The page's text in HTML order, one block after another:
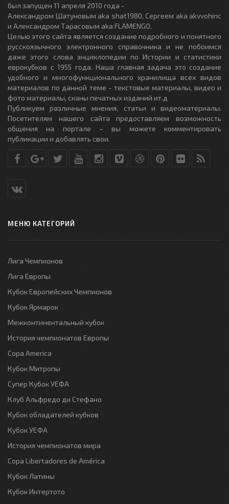
был запущен 11 апреля 2010 года -
Александром Шатуновым aka shat1980, Сергеем aka akvvohinc
и Александром Тарасовым aka FLAMENGO.
Целью этого сайта является создание подробного и понятного
русскоязычного электронного справочника и не побоимся
даже этого слова энциклопедии по Истории и статистики
еврокубков с 1955 года. Наша главная задача это создание
удобного и многофункционального хранилища всех видов
материалов по данной теме - текстовые материалы, видео и
фото материалы, сканы печатных изданий ит.д
Публикуем различные мнения, статьи и видеоматериалы.
Посетителям нашего сайта предоставляем возможность
общения на портале – вы можете комментировать
публикации и добавлять свои.
МЕНЮ КАТЕГОРИЙ
Лига Чемпионов
Лига Европы
Кубок Европейских Чемпионов
Кубок Ярмарок
Межконтинентальный кубок
История чемпионатов Европы
Copa America
Кубок Митропы
Супер Кубок УЕФА
Клуб Альфредо ди Стефано
Кубок обладателей кубков
Кубок УЕФА
История чемпионатов мира
Copa Libertadores de América
Кубок Латины
Кубок Интертото